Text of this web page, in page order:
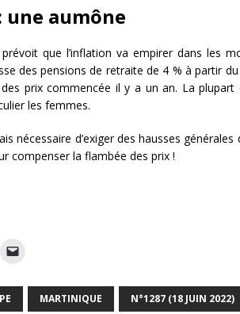
une aumône
que l’inflation va empirer dans les
des pensions de retraite de 4 % à partir
prix commencée il y a un an. La
les femmes.
nécessaire d’exiger des hausses
compenser la flambée des prix !
MARTINIQUE N°1287 (18 JUIN 2022)